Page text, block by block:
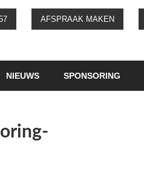
NIEUWS SPONSORING
AFSPRAAK MAKEN